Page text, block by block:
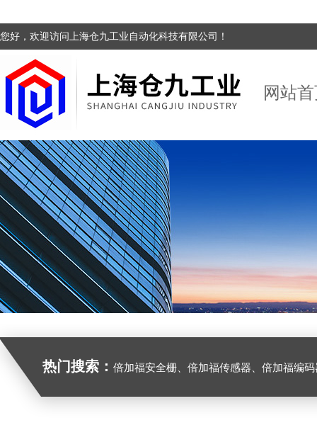
您好，欢迎访问上海仓九工业自动化科技有限公司！
网站
热门搜索： 倍加福安全栅、倍加福传感器、倍加福编码器、倍加福超声波传感器、松下伺服驱动器、松下伺